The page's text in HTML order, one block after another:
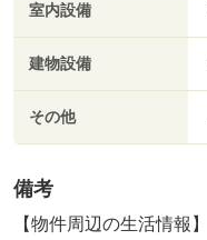
室内設備
建物設備
その他
備考
【物件周辺の生活情報】